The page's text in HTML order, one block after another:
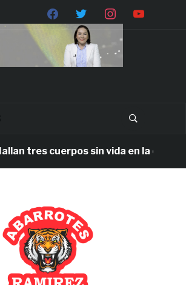
cuerpos sin vida en la carretera